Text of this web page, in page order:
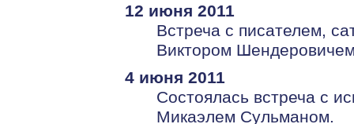
12 июня 2011
Встреча с писателем,
Виктором
4 июня 2011
Состоялась встреча с
Микаэлем Сульманом.